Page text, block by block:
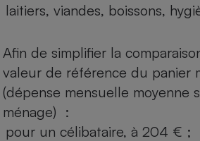
laitiers, viandes, boissons,
Afin de simplifier la
valeur de référence du panier
(dépense mensuelle moyenne
ménage) :
pour un célibataire, à 204 € ;